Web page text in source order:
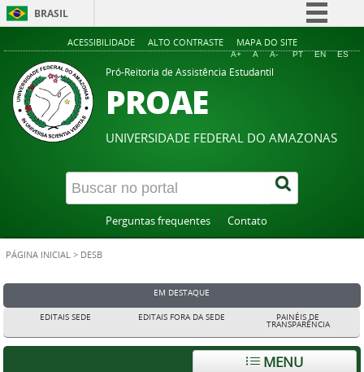
BRASIL
Simplifique!
Comunica BR
Legislação
Canais
ACESSIBILIDADE ALTO CONTRASTE MAPA DO SITE
A+ A A- PT EN ES
Pró-Reitoria de Assistência Estudantil
PROAE
UNIVERSIDADE FEDERAL DO AMAZONAS
Perguntas frequentes Contato
PÁGINA INICIAL > DESB
EM DESTAQUE
EDITAIS SEDE EDITAIS FORA DA SEDE PAINÉIS DE
TRANSPARÊNCIA
MENU